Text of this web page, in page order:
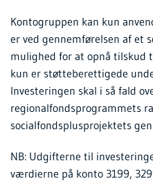
Kontogruppen kan kun
er ved gennemførelsen af et
mulighed for at opnå tilskud
kun er støtteberettigede
Investeringen skal i så fald
regionalfondsprogrammets
socialfondsplusprojektets
NB: Udgifterne til
værdierne på konto 3199,